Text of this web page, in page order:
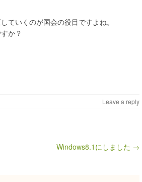
ていくのが国会の役目ですよね。
か？
Leave a reply
Windows8.1にしました →